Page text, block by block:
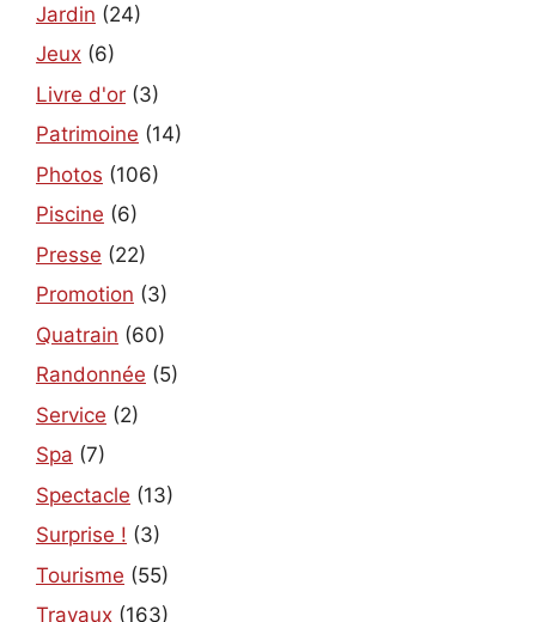
Jardin (24)
Jeux (6)
Livre d'or (3)
Patrimoine (14)
Photos (106)
Piscine (6)
Presse (22)
Promotion (3)
Quatrain (60)
Randonnée (5)
Service (2)
Spa (7)
Spectacle (13)
Surprise ! (3)
Tourisme (55)
Travaux (163)